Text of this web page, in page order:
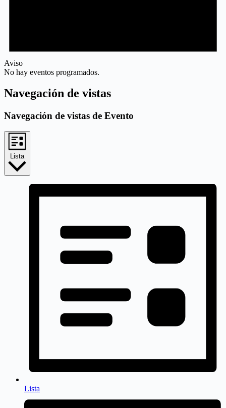
Aviso
No hay eventos programados.
Navegación de vistas
Navegación de vistas de Evento
Lista
Lista